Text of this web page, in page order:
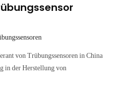
von Trübungssensoren in China
in der Herstellung von